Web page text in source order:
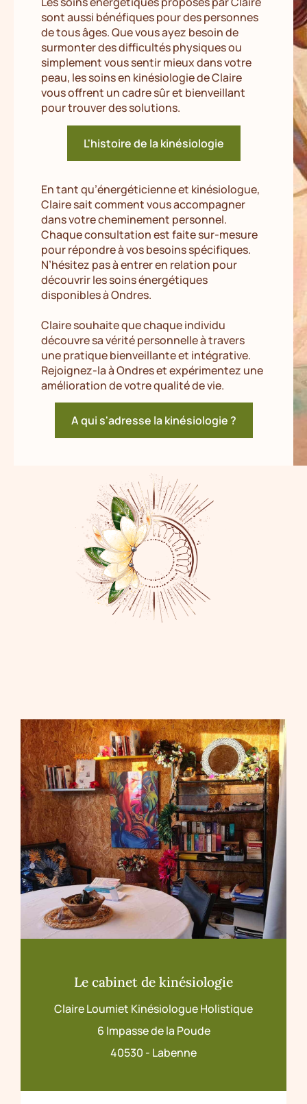
sont aussi bénéfiques pour des personnes
de tous âges. Que vous ayez besoin de
surmonter des difficultés physiques ou
simplement vous sentir mieux dans votre
peau, les soins en kinésiologie de Claire
vous offrent un cadre sûr et bienveillant
pour trouver des solutions.
L'histoire de la kinésiologie
En tant qu’énergéticienne et kinésiologue,
Claire sait comment vous accompagner
dans votre cheminement personnel.
Chaque consultation est faite sur-mesure
pour répondre à vos besoins spécifiques.
N’hésitez pas à entrer en relation pour
découvrir les soins énergétiques
disponibles à Ondres.
Claire souhaite que chaque individu
découvre sa vérité personnelle à travers
une pratique bienveillante et intégrative.
Rejoignez-la à Ondres et expérimentez une
amélioration de votre qualité de vie.
A qui s'adresse la kinésiologie ?
Le cabinet de kinésiologie
Claire Loumiet Kinésiologue Holistique
6 Impasse de la Poude
40530 - Labenne